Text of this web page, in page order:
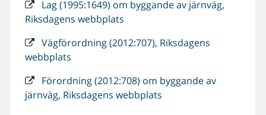
Lag (1995:1649) om byggande av järnväg,
Riksdagens webbplats
Vägförordning (2012:707), Riksdagens
webbplats
Förordning (2012:708) om byggande av
järnväg, Riksdagens webbplats